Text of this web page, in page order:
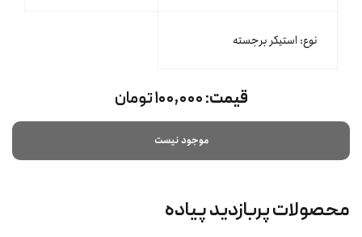
نوع: استیکر برجسته
قیمت:۱۰۰,۰۰۰ تومان
موجود نیست
محصولات پربازدید پیاده